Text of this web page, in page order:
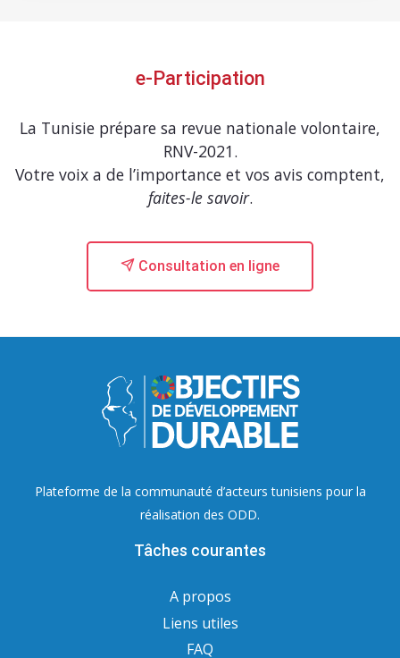
e-Participation
La Tunisie prépare sa revue nationale volontaire,
RNV-2021.
Votre voix a de l’importance et vos avis comptent,
faites-le savoir.
Consultation en ligne
Plateforme de la communauté d’acteurs tunisiens pour la
réalisation des ODD.
Tâches courantes
A propos
Liens utiles
FAQ